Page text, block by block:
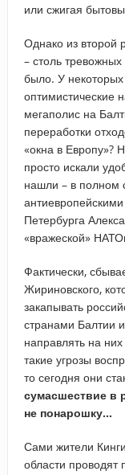
или сжигая
Однако из второй
– столь
было. У
оптимистические
мегаполис на
переработки
«окна в Европу»?
просто искали
нашли – в полном
Петербурга
«вражеской»
Фактически,
Жириновского,
закапывать
странами Балтии
направлять на
такие угрозы
то сегодня они
сумасшествие в
не понарошку…
Сами жители
области проводят